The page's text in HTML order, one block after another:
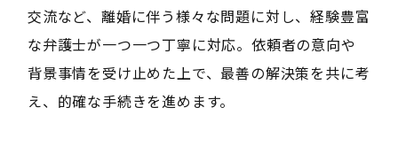
交流など、離婚に伴う様々な問題に対し、経験豊富
な弁護士が一つ一つ丁寧に対応。依頼者の意向や
背景事情を受け止めた上で、最善の解決策を共に考
え、的確な手続きを進めます。